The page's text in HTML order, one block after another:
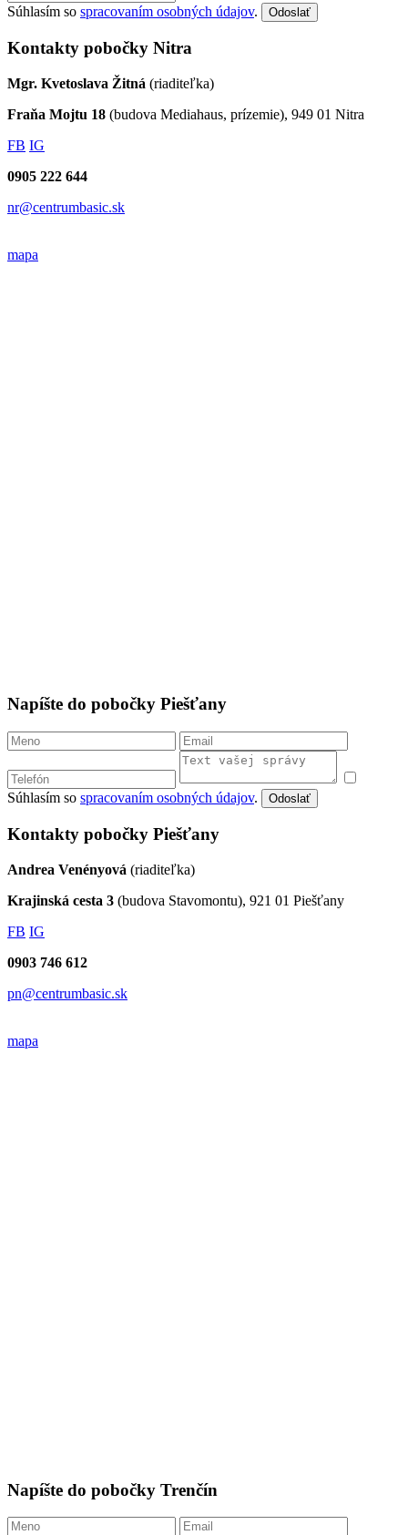
Súhlasím so spracovaním osobných údajov. Odoslať
Kontakty pobočky Nitra
Mgr. Kvetoslava Žitná (riaditeľka)
Fraňa Mojtu 18 (budova Mediahaus, prízemie), 949 01 Nitra
FB IG
0905 222 644
nr@centrumbasic.sk
mapa
Napíšte do pobočky Piešťany
Súhlasím so spracovaním osobných údajov. Odoslať
Kontakty pobočky Piešťany
Andrea Venényová (riaditeľka)
Krajinská cesta 3 (budova Stavomontu), 921 01 Piešťany
FB IG
0903 746 612
pn@centrumbasic.sk
mapa
Napíšte do pobočky Trenčín